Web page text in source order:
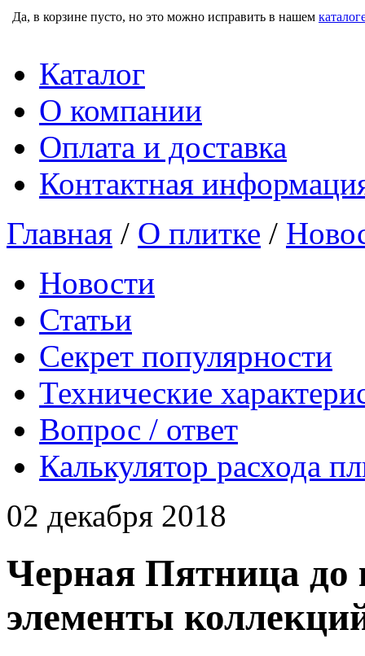
Да, в корзине пусто, но это можно исправить в нашем
Каталог
О компании
Оплата и доставка
Контактная
Главная / О плитке /
Новости
Статьи
Секрет популярности
Технические
Вопрос / ответ
Калькулятор расхода
02 декабря 2018
Черная Пятница до
элементы